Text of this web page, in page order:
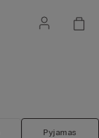
Pyjamas